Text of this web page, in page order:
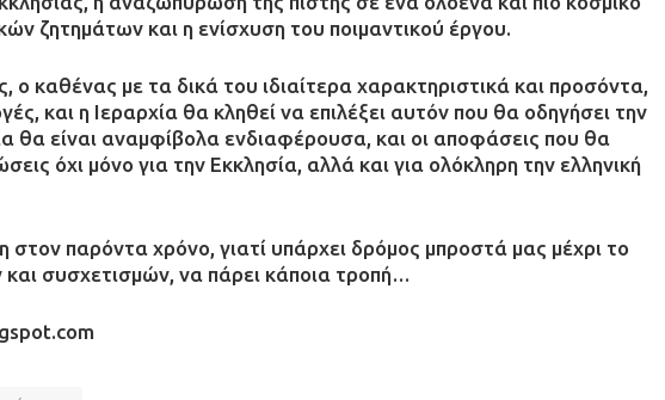
ζητημάτων και η ενίσχυση του ποιμαντικού έργου.
καθένας με τα δικά του ιδιαίτερα χαρακτηριστικά και προσόντα,
και η Ιεραρχία θα κληθεί να επιλέξει αυτόν που θα οδηγήσει την
θα είναι αναμφίβολα ενδιαφέρουσα, και οι αποφάσεις που θα
όχι μόνο για την Εκκλησία, αλλά και για ολόκληρη την ελληνική
στον παρόντα χρόνο, γιατί υπάρχει δρόμος μπροστά μας μέχρι το
και συσχετισμών, να πάρει κάποια τροπή…